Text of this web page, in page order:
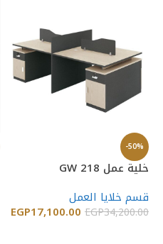
-50%
خلية عمل GW 218
قسم خلايا العمل
EGP34,200.00
EGP17,100.00